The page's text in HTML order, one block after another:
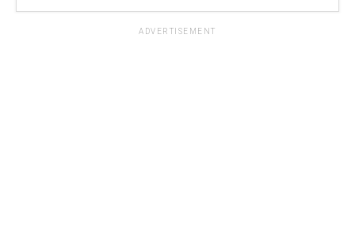
ADVERTISEMENT